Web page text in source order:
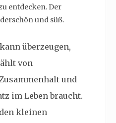
entdecken. Der
und süß.
überzeugen,
von
und
im Leben braucht.
kleinen